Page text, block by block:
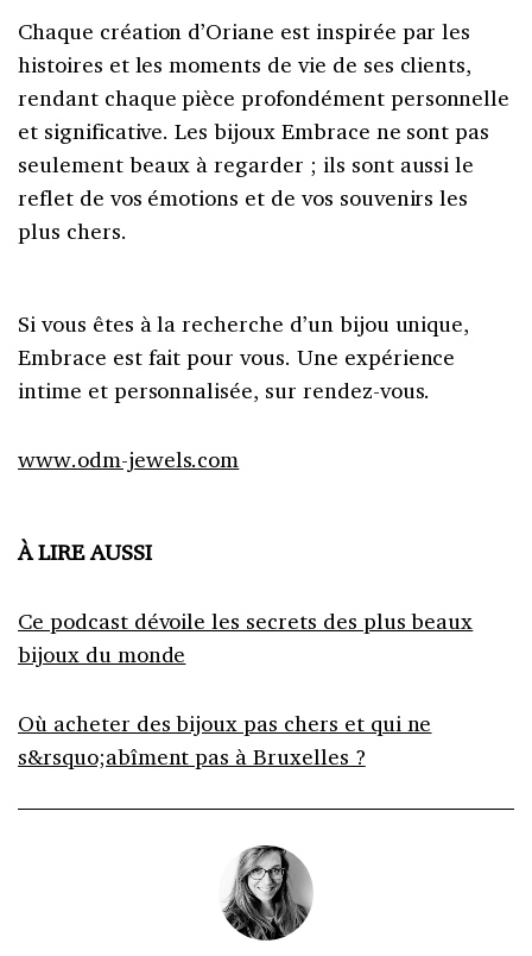
Chaque création d’Oriane est inspirée par les
histoires et les moments de vie de ses clients,
rendant chaque pièce profondément personnelle
et significative. Les bijoux Embrace ne sont pas
seulement beaux à regarder ; ils sont aussi le
reflet de vos émotions et de vos souvenirs les
plus chers.
Si vous êtes à la recherche d’un bijou unique,
Embrace est fait pour vous. Une expérience
intime et personnalisée, sur rendez-vous.
www.odm-jewels.com
À LIRE AUSSI
Ce podcast dévoile les secrets des plus beaux
bijoux du monde
Où acheter des bijoux pas chers et qui ne
s&rsquo;abîment pas à Bruxelles ?